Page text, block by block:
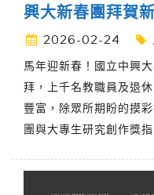
興大新春團拜賀
2026-02-24
馬年迎新春！國立中興
拜，上千名教職員及退
豐富，除眾所期盼的摸
團與大專生研究創作獎